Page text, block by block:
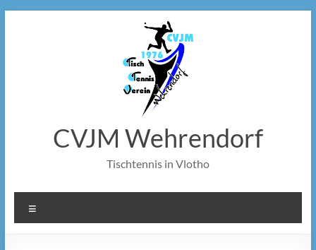
CVJM Wehrendorf
Tischtennis in Vlotho